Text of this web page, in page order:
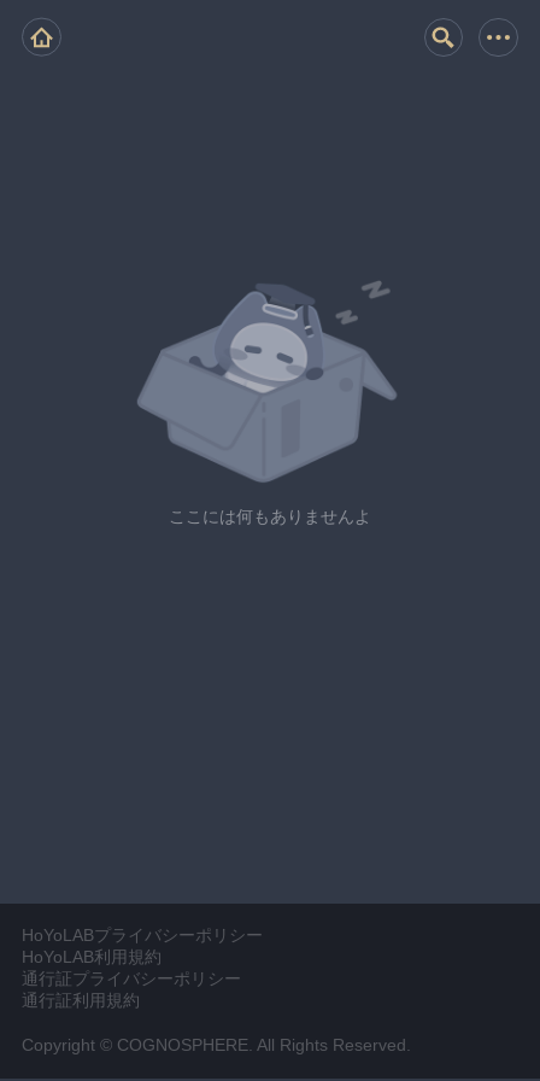
ここには何もありませんよ
HoYoLABプライバシーポリシー
HoYoLAB利用規約
通行証プライバシーポリシー
通行証利用規約
Copyright © COGNOSPHERE. All Rights Reserved.